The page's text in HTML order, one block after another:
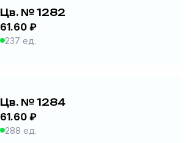
Цв. № 1282
61.60 ₽
237 ед.
Цв. № 1284
61.60 ₽
288 ед.